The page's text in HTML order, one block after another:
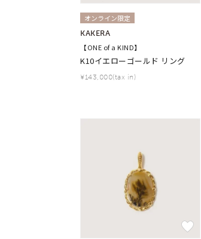
オンライン限定
KAKERA
【ONE of a KIND】
K10イエローゴールド リング
¥143,000(tax in)